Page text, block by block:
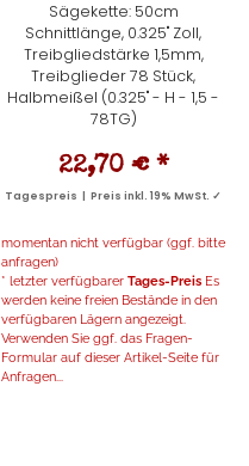
Sägekette: 50cm
Schnittlänge, 0.325" Zoll,
Treibgliedstärke 1,5mm,
Treibglieder 78 Stück,
Halbmeißel (0.325" - H - 1,5 -
78TG)
22,70 € *
Tagespreis | Preis inkl. 19% MwSt. ✓
momentan nicht verfügbar (ggf. bitte
anfragen)
* letzter verfügbarer Tages-Preis Es
werden keine freien Bestände in den
verfügbaren Lägern angezeigt.
Verwenden Sie ggf. das Fragen-
Formular auf dieser Artikel-Seite für
Anfragen...